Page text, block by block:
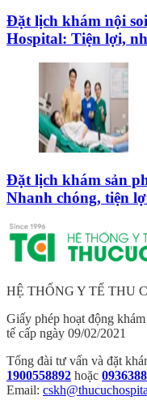
Đặt lịch khám nội
Hospital: Tiện lợi,
Đặt lịch khám sản
Nhanh chóng, tiện
HỆ THỐNG Y TẾ THU
Giấy phép hoạt động
tế cấp ngày 09/02/2021
Tổng đài tư vấn và đặt
1900558892 hoặc
Email: